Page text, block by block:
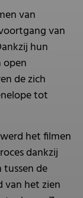
van
van
hun
open
de zich
tot
het filmen
dankzij
de
van het zien